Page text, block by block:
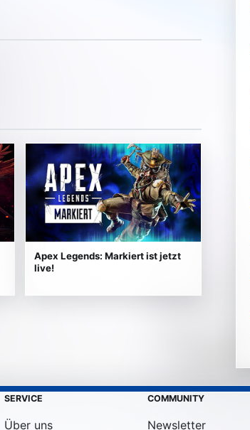
Apex Legends: Markiert ist jetzt
live!
SERVICE
Über uns
COMMUNITY
Newsletter